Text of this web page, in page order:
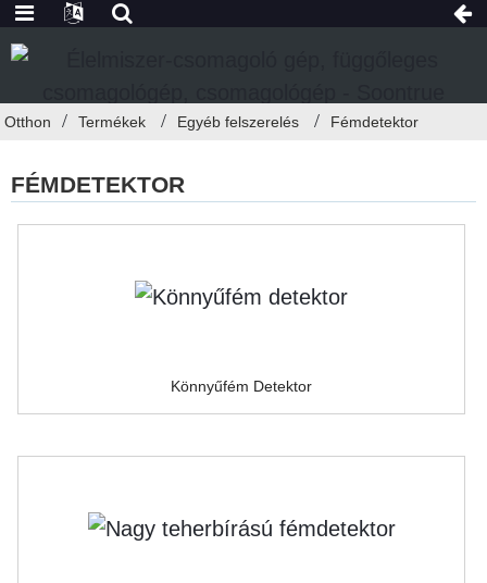
Otthon Termékek Egyéb felszerelés Fémdetektor
FÉMDETEKTOR
Könnyűfém Detektor